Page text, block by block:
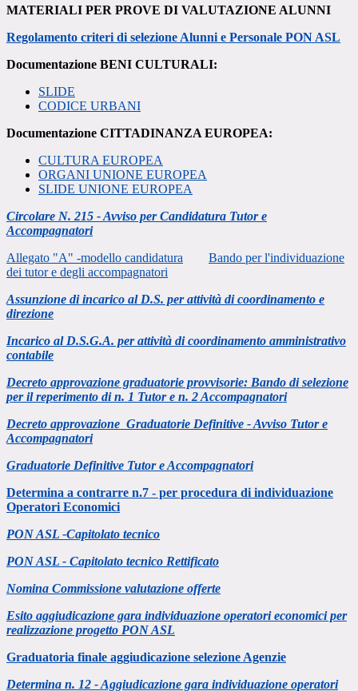
MATERIALI PER PROVE DI VALUTAZIONE ALUNNI
Regolamento criteri di selezione Alunni e Personale PON ASL
Documentazione BENI CULTURALI:
SLIDE
CODICE URBANI
Documentazione CITTADINANZA EUROPEA:
CULTURA EUROPEA
ORGANI UNIONE EUROPEA
SLIDE UNIONE EUROPEA
Circolare N. 215 - Avviso per Candidatura Tutor e
Accompagnatori
Allegato "A" -modello candidatura
Bando per l'individuazione
dei tutor e degli accompagnatori
Assunzione di incarico al D.S. per attività di coordinamento e
direzione
Incarico al D.S.G.A. per attività di coordinamento amministrativo
contabile
Decreto approvazione graduatorie provvisorie: Bando di selezione
per il reperimento di n. 1 Tutor e n. 2 Accompagnatori
Decreto approvazione Graduatorie Definitive - Avviso Tutor e
Accompagnatori
Graduatorie Definitive Tutor e Accompagnatori
Determina a contrarre n.7 - per procedura di individuazione
Operatori Economici
PON ASL -Capitolato tecnico
PON ASL - Capitolato tecnico Rettificato
Nomina Commissione valutazione offerte
Esito aggiudicazione gara individuazione operatori economici per
realizzazione progetto PON ASL
Graduatoria finale aggiudicazione selezione Agenzie
Determina n. 12 - Aggiudicazione gara individuazione operatori